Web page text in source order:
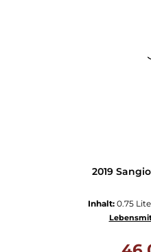
2019
Inhalt: 0.75